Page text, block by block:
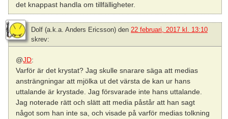
det knappast handla om tillfälligheter.
Dolf (a.k.a. Anders Ericsson) den 22 februari, 2017 kl. 13:10
skrev:
@JD:
Varför är det krystat? Jag skulle snarare säga att medias
ansträngningar att mjölka ut det värsta de kan ur hans
uttalande är krystade. Jag försvarade inte hans uttalande.
Jag noterade rätt och slätt att media påstår att han sagt
något som han inte sa, och visade på varför medias tolkning